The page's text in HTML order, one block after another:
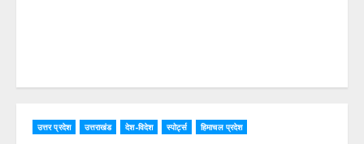
उत्तर प्रदेश उत्तराखंड देश-विदेश स्पोर्ट्स हिमाचल प्रदेश